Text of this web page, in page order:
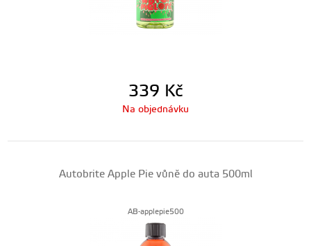
339 Kč
Na objednávku
Autobrite Apple Pie vůně do auta 500ml
AB-applepie500